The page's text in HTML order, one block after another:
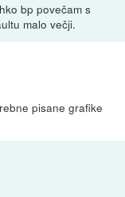
bp povečam s
malo večji.
pisane grafike